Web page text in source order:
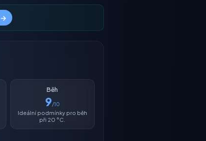
Běh
9/10
Ideální podmínky pro běh
při 20 °C.